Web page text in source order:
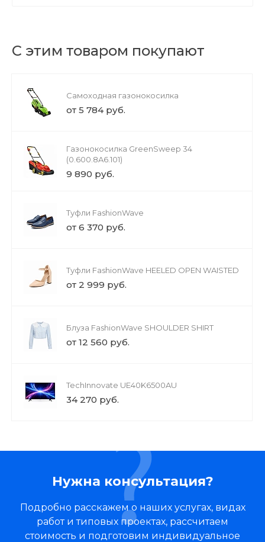
С этим товаром покупают
Самоходная газонокосилка
от 5 784 руб.
Газонокосилка GreenSweep 34
(0.600.8A6.101)
9 890 руб.
Туфли FashionWave
от 6 370 руб.
Туфли FashionWave HEELED OPEN WAISTED
от 2 999 руб.
Блуза FashionWave SHOULDER SHIRT
от 12 560 руб.
TechInnovate UE40K6500AU
34 270 руб.
Нужна консультация?
Подробно расскажем о наших услугах, видах
работ и типовых проектах, рассчитаем
стоимость и подготовим индивидуальное